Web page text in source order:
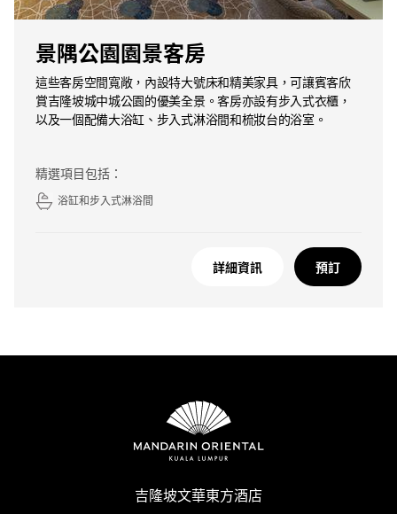
景隅公園園景客房
這些客房空間寬敞，內設特大號床和精美家具，可讓賓客欣
賞吉隆坡城中城公園的優美全景。客房亦設有步入式衣櫃，
以及一個配備大浴缸、步入式淋浴間和梳妝台的浴室。
精選項目包括：
浴缸和步入式淋浴間
詳細資訊 預訂
吉隆坡文華東方酒店